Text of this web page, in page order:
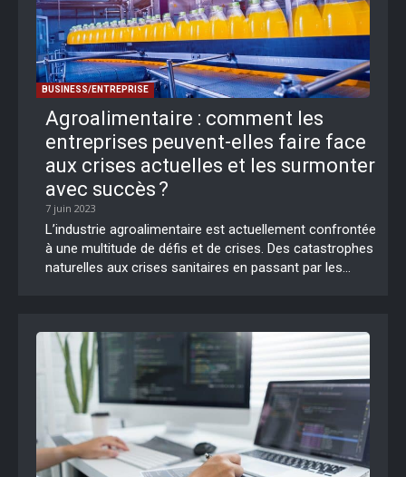
BUSINESS/ENTREPRISE
Agroalimentaire : comment les
entreprises peuvent-elles faire face
aux crises actuelles et les surmonter
avec succès ?
7 juin 2023
L’industrie agroalimentaire est actuellement confrontée
à une multitude de défis et de crises. Des catastrophes
naturelles aux crises sanitaires en passant par les...